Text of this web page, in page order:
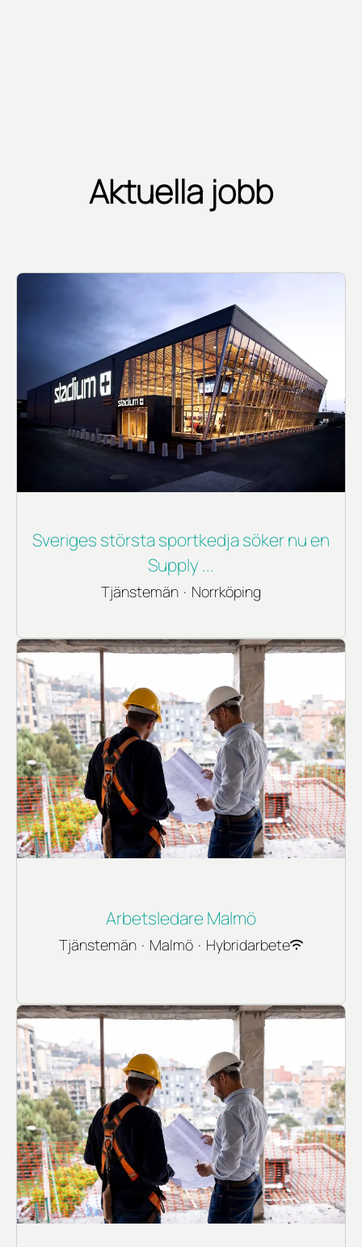
Aktuella jobb
Sveriges största sportkedja söker nu en
Supply ...
Tjänstemän · Norrköping
Arbetsledare Malmö
Tjänstemän · Malmö · Hybridarbete